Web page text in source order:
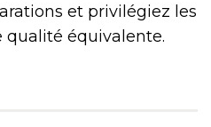
et privilégiez les
qualité équivalente.